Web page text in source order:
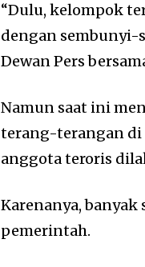
“Dulu, kelompok
dengan sembunyi-
Dewan Pers
Namun saat ini
terang-terangan di
anggota teroris
Karenanya,
pemerintah.